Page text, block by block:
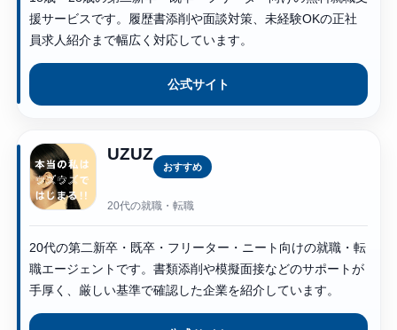
援サービスです。履歴書添削や面談対策、未経験OKの正社
員求人紹介まで幅広く対応しています。
公式サイト
UZUZ
おすすめ
20代の就職・転職
20代の第二新卒・既卒・フリーター・ニート向けの就職・転
職エージェントです。書類添削や模擬面接などのサポートが
手厚く、厳しい基準で確認した企業を紹介しています。